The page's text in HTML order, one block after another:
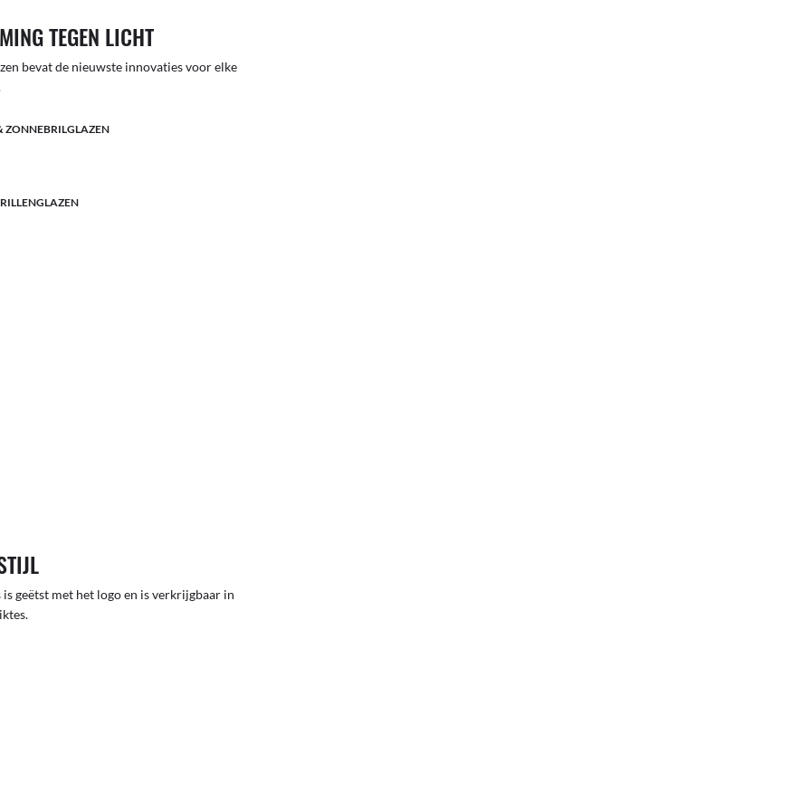
TEGEN LICHT
bevat de nieuwste innovaties voor elke
ZONNEBRILGLAZEN
geëtst met het logo en is verkrijgbaar in